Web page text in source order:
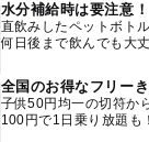
水分補給時は要注意！
直飲みしたペットボトル
何日後まで飲んでも大
全国のお得なフリー
子供50円均一の切符か
100円で1日乗り放題も！